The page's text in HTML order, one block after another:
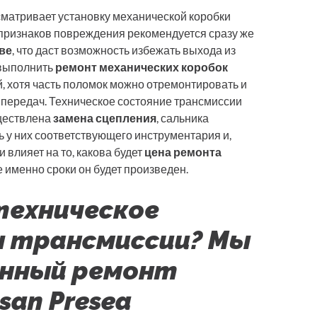
установку механической коробки
повреждения рекомендуется сразу же
, что даст возможность избежать выхода из
ремонт механических коробок
хотя часть поломок можно отремонтировать и
Техническое состояние трансмиссии
замена сцепления, сальника
них соответствующего инструментария и,
влияет на то, какова будет цена ремонта
именно сроки он будет произведен.
трансмиссии? Мы
ремонт
Presea